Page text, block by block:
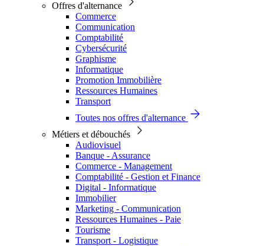
Offres d'alternance
Commerce
Communication
Comptabilité
Cybersécurité
Graphisme
Informatique
Promotion Immobilière
Ressources Humaines
Transport
Toutes nos offres d'alternance
Métiers et débouchés
Audiovisuel
Banque - Assurance
Commerce - Management
Comptabilité - Gestion et Finance
Digital - Informatique
Immobilier
Marketing - Communication
Ressources Humaines - Paie
Tourisme
Transport - Logistique